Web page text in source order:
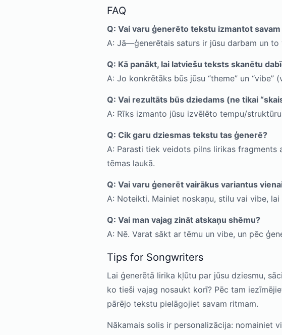
FAQ
Q: Vai varu ģenerēto tekstu izmantot
A: Jā—ģenerētais saturs ir jūsu darbam un
Q: Kā panākt, lai latviešu teksts skanētu
A: Jo konkrētāks būs jūsu “theme” un
Q: Vai rezultāts būs dziedams (ne tikai
A: Rīks izmanto jūsu izvēlēto tempu/
Q: Cik garu dziesmas tekstu tas ģenerē?
A: Parasti tiek veidots pilns lirikas
tēmas laukā.
Q: Vai varu ģenerēt vairākus variantus
A: Noteikti. Mainiet noskaņu, stilu vai vibe,
Q: Vai man vajag zināt atskaņu shēmu?
A: Nē. Varat sākt ar tēmu un vibe, un pēc
Tips for Songwriters
Lai ģenerētā lirika kļūtu par jūsu dziesmu,
ko tieši vajag nosaukt korī? Pēc tam
pārējo tekstu pielāgojiet savam ritmam.
Nākamais solis ir personalizācija: nomainiet